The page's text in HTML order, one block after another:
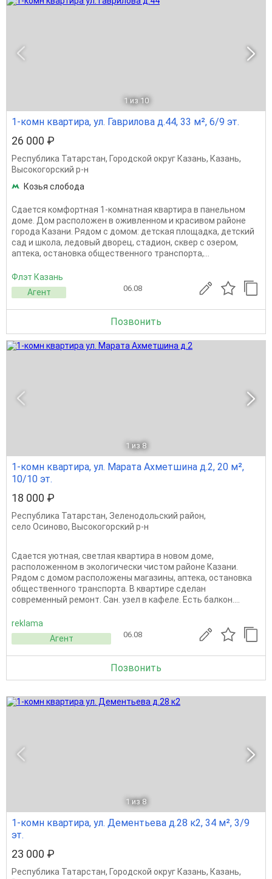
1 из 10
1-комн квартира, ул. Гаврилова д.44, 33 м², 6/9 эт.
26 000 ₽
Республика Татарстан, Городской округ Казань, Казань,
Высокогорский р-н
Козья слобода
Сдается комфортная 1-комнатная квартира в панельном
доме. Дом расположен в оживленном и красивом районе
города Казани. Рядом с домом: детская площадка, детский
сад и школа, ледовый дворец, стадион, сквер с озером,
аптека, остановка общественного транспорта,...
Флэт Казань
Агент
06.08
Позвонить
1 из 8
1-комн квартира, ул. Марата Ахметшина д.2, 20 м²,
10/10 эт.
18 000 ₽
Республика Татарстан, Зеленодольский район,
село Осиново, Высокогорский р-н
Сдается уютная, светлая квартира в новом доме,
расположенном в экологически чистом районе Казани.
Рядом с домом расположены магазины, аптека, остановка
общественного транспорта. В квартире сделан
современный ремонт. Сан. узел в кафеле. Есть балкон....
reklama
Агент
06.08
Позвонить
1 из 8
1-комн квартира, ул. Дементьева д.28 к2, 34 м², 3/9
эт.
23 000 ₽
Республика Татарстан, Городской округ Казань, Казань,